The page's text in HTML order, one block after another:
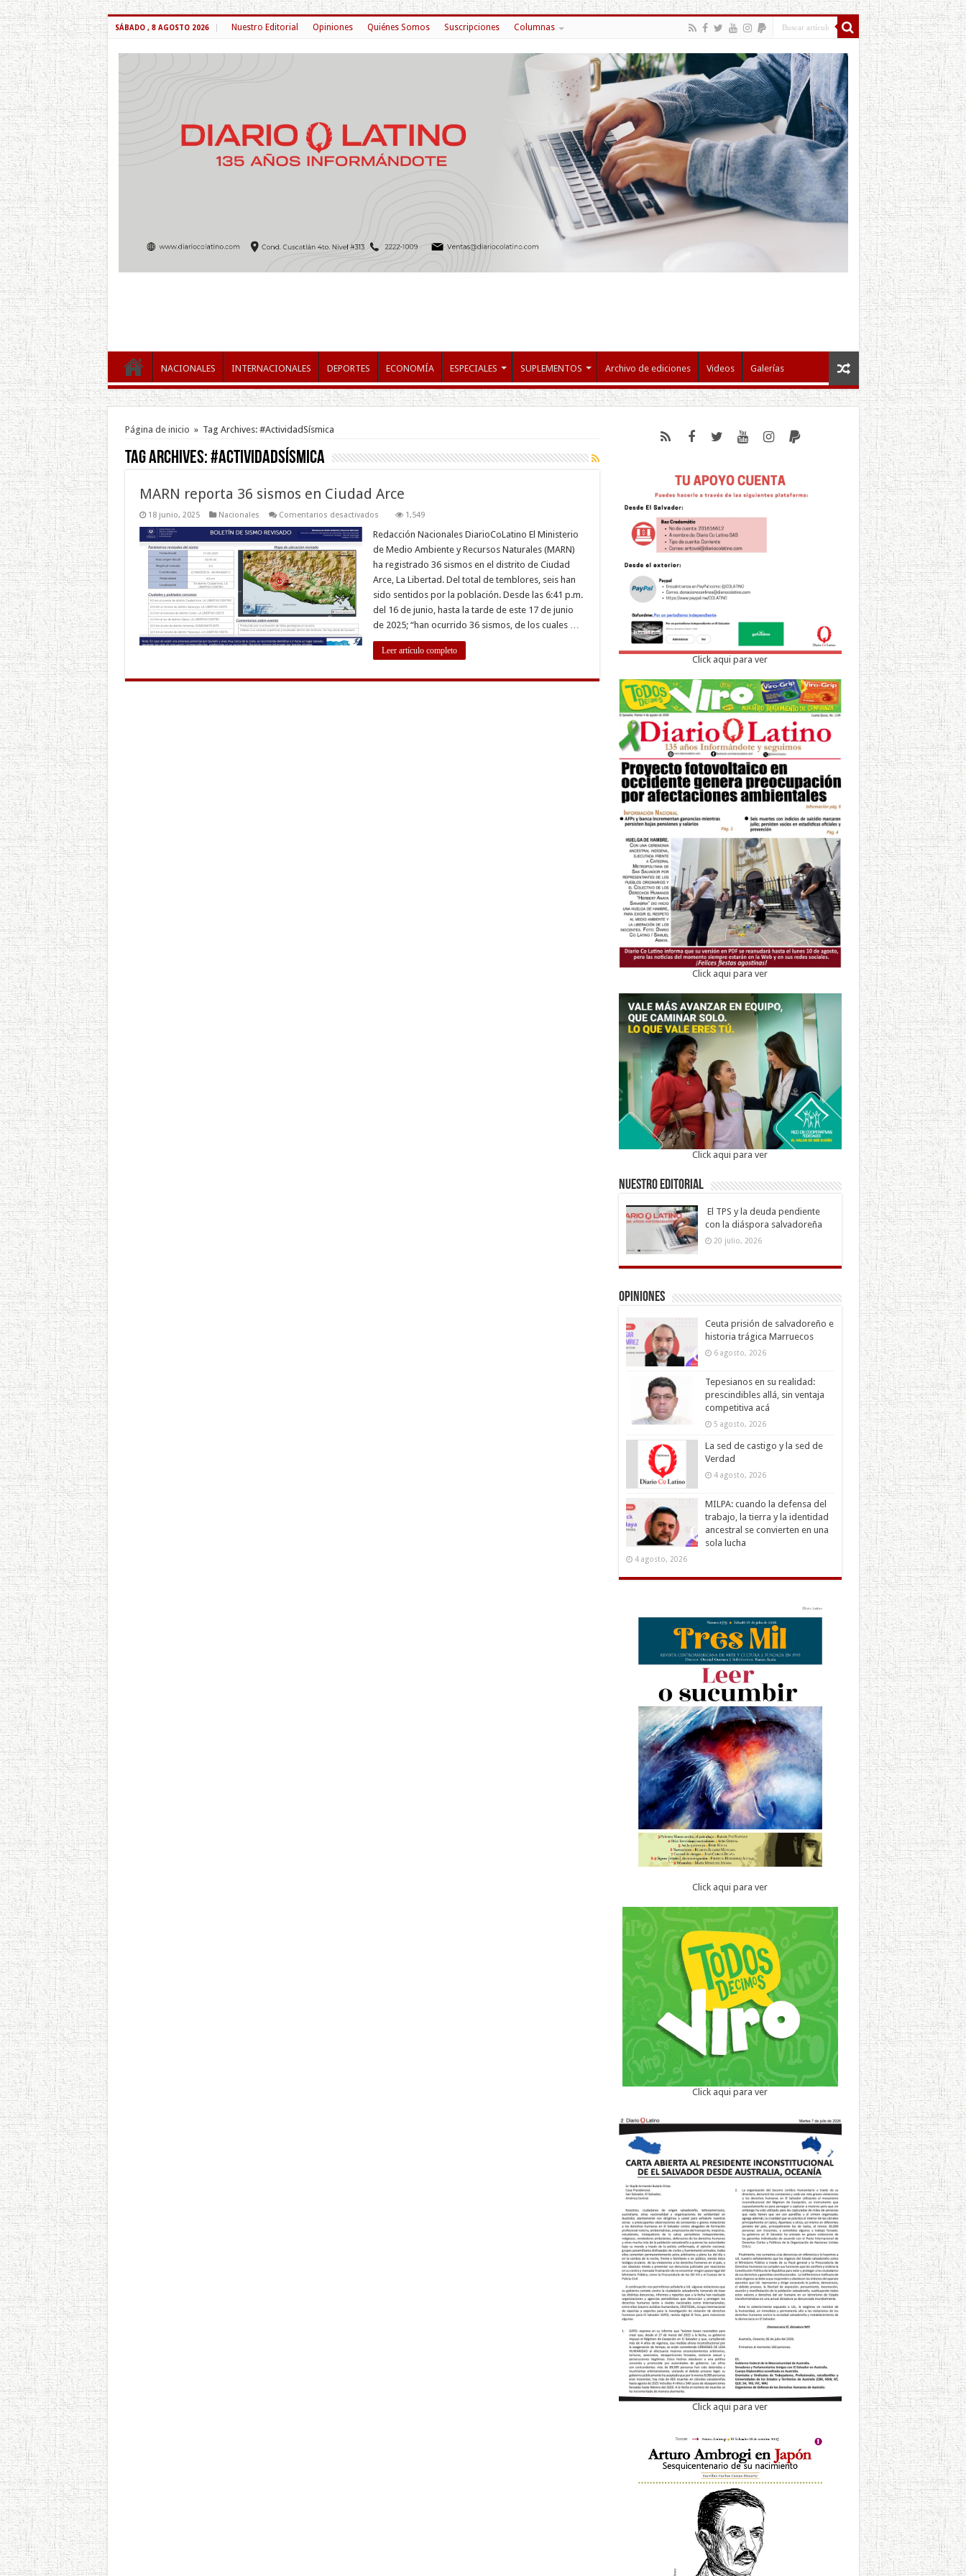
SÁBADO , 8 AGOSTO 2026 Nuestro Editorial Opiniones Quiénes Somos Suscripciones Columnas
NACIONALES INTERNACIONALES DEPORTES ECONOMÍA ESPECIALES SUPLEMENTOS Archivo de ediciones Videos Galerías
Página de inicio » Tag Archives: #ActividadSísmica
Tag Archives:#ActividadSísmica
MARN reporta 36 sismos en Ciudad Arce
18 junio, 2025 Nacionales Comentarios desactivadosen
reporta
sismos
Ciudad
Arce
1,549
Redacción Nacionales DiarioCoLatino El Ministerio
de Medio Ambiente y Recursos Naturales (MARN)
ha registrado 36 sismos en el distrito de Ciudad
Arce, La Libertad. Del total de temblores, seis han
sido sentidos por la población. Desde las 6:41 p.m.
del 16 de junio, hasta la tarde de este 17 de junio
de 2025; “han ocurrido 36 sismos, de los cuales …
Leer artículo completo
Click aqui para ver
Click aqui para ver
Click aqui para ver
Nuestro Editorial
El TPS y la deuda pendiente
con la diáspora salvadoreña
20 julio, 2026
Opiniones
Ceuta prisión de salvadoreño e
historia trágica Marruecos
6 agosto, 2026
Tepesianos en su realidad:
prescindibles allá, sin ventaja
competitiva acá
5 agosto, 2026
La sed de castigo y la sed de
Verdad
4 agosto, 2026
MILPA: cuando la defensa del
trabajo, la tierra y la identidad
ancestral se convierten en una
sola lucha
4 agosto, 2026
Click aqui para ver
Click aqui para ver
Click aqui para ver